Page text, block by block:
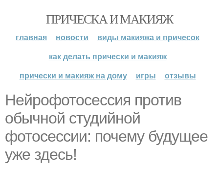
ПРИЧЕСКА И МАКИЯЖ
главная новости
виды макияжа и причесок
как делать прически и макияж
прически и макияж на дому
игры отзывы
Нейрофотосессия против
обычной студийной
фотосессии: почему будущее
уже здесь!